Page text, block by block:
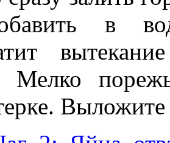
в
Мелко
Выложите